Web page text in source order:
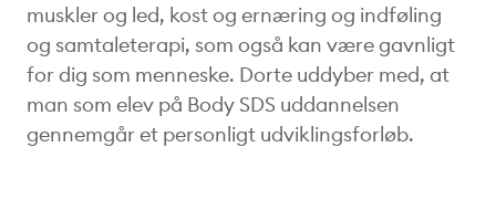
muskler og led, kost og ernæring og indføling
og samtaleterapi, som også kan være gavnligt
for dig som menneske. Dorte uddyber med, at
man som elev på Body SDS uddannelsen
gennemgår et personligt udviklingsforløb.